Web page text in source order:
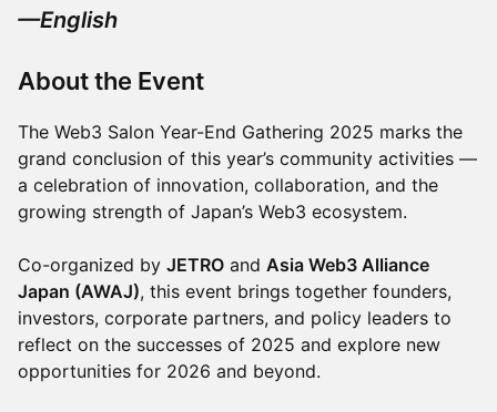
—English
About the Event
The Web3 Salon Year-End Gathering 2025 marks the
grand conclusion of this year’s community activities —
a celebration of innovation, collaboration, and the
growing strength of Japan’s Web3 ecosystem.
Co-organized by JETRO and Asia Web3 Alliance
Japan (AWAJ), this event brings together founders,
investors, corporate partners, and policy leaders to
reflect on the successes of 2025 and explore new
opportunities for 2026 and beyond.